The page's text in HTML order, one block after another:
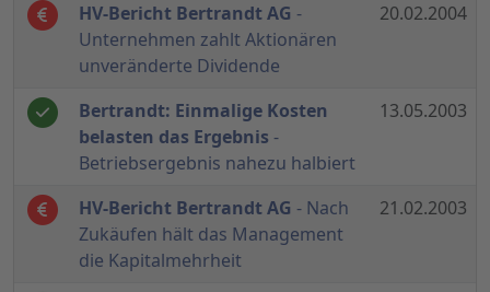
HV-Bericht Bertrandt AG -
Unternehmen zahlt Aktionären
unveränderte Dividende
20.02.2004
Bertrandt: Einmalige Kosten
belasten das Ergebnis -
Betriebsergebnis nahezu halbiert
13.05.2003
HV-Bericht Bertrandt AG - Nach
Zukäufen hält das Management
die Kapitalmehrheit
21.02.2003